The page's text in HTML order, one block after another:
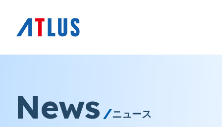
News ニュース